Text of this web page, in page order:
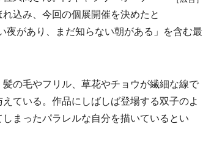
込み、今回の個展開催を決めたと
があり、まだ知らない朝がある」を含む最
の毛やフリル、草花やチョウが繊細な線で
ている。作品にしばしば登場する双子のよ
まったパラレルな自分を描いているとい